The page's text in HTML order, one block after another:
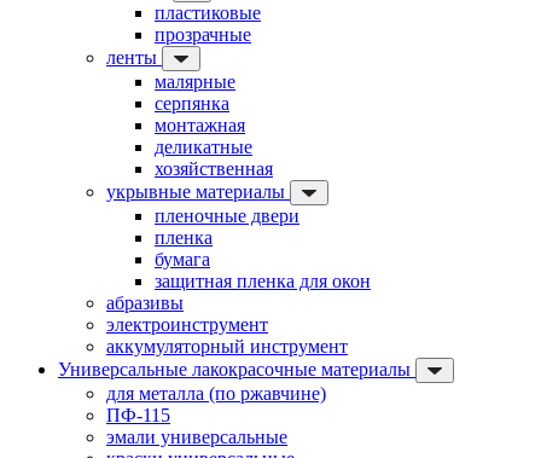
пластиковые
прозрачные
ленты
малярные
серпянка
монтажная
деликатные
хозяйственная
укрывные материалы
пленочные двери
пленка
бумага
защитная пленка для окон
абразивы
электроинструмент
аккумуляторный инструмент
Универсальные лакокрасочные материалы
для металла (по ржавчине)
ПФ-115
эмали универсальные